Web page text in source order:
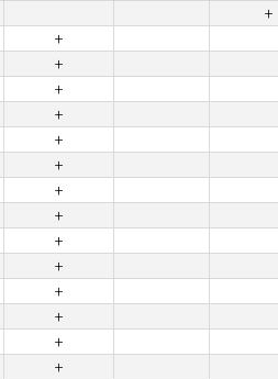
+
+
+
+
+
+
+
+
+
+
+
+
+
+
+